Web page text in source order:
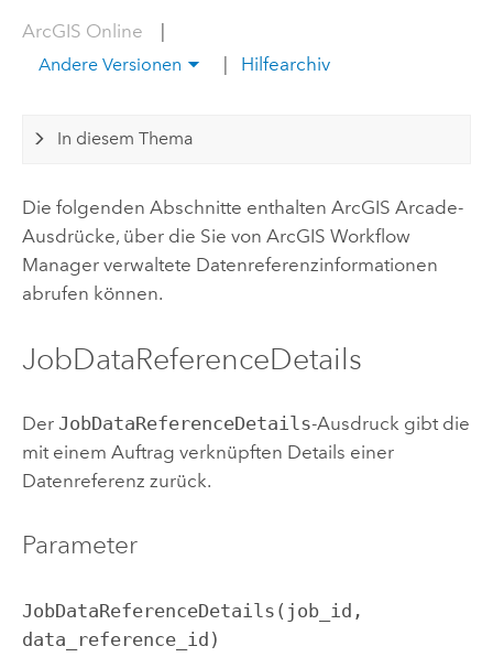
ArcGIS Online |
Andere Versionen | Hilfearchiv
In diesem Thema
Die folgenden Abschnitte enthalten ArcGIS Arcade-
Ausdrücke, über die Sie von ArcGIS Workflow
Managerverwaltete Datenreferenzinformationen
abrufen können.
JobDataReferenceDetails
Der JobDataReferenceDetails-Ausdruck gibt die
mit einem Auftrag verknüpften Details einer
Datenreferenz zurück.
Parameter
JobDataReferenceDetails(job_id,
data_reference_id)